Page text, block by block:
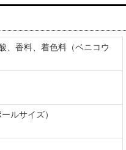
、香料、着色料（ベニコウ
ルサイズ）